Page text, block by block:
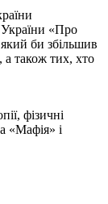
«Про
би збільшив
а також тих, хто
фізичні
«Мафія» і